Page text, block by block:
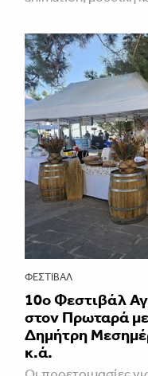
ΦΕΣΤΙΒΑΛ
10ο Φεστιβάλ
στον Πρωταρά
Δημήτρη
κ.ά.